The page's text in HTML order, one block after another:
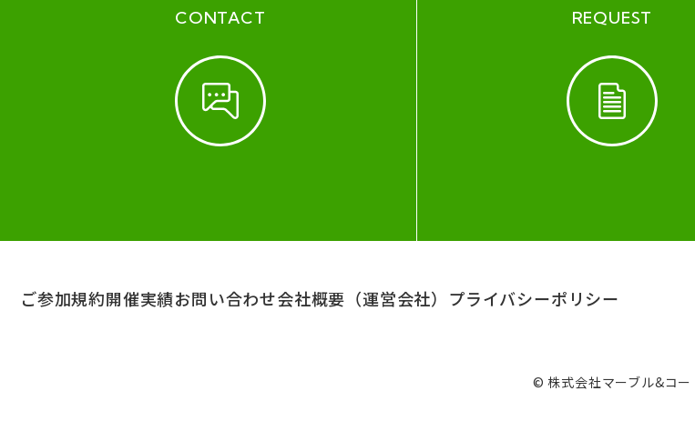
CONTACT REQUEST
ご参加規約開催実績お問い合わせ会社概要（運営会社） プライバシーポリシー
© 株式会社マーブル&コー